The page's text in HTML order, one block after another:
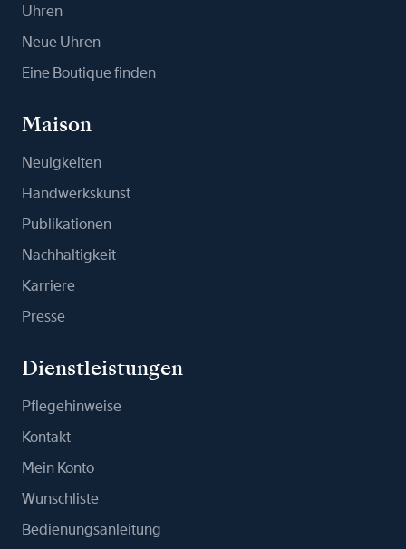
Uhren
Neue Uhren
Eine Boutique finden
Maison
Neuigkeiten
Handwerkskunst
Publikationen
Nachhaltigkeit
Karriere
Presse
Dienstleistungen
Pflegehinweise
Kontakt
Mein Konto
Wunschliste
Bedienungsanleitung